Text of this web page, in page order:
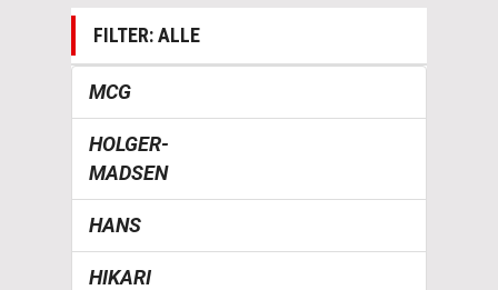
FILTER: ALLE
MCG
HOLGER-
MADSEN
HANS
HIKARI